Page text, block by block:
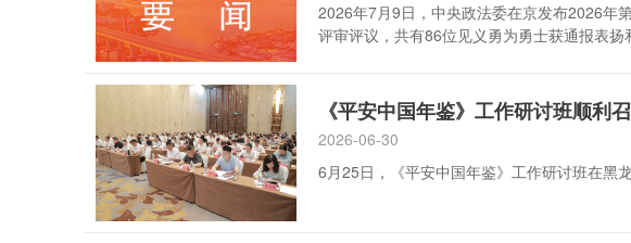
2026年7月9日，中央政法委在京发布2026年
评审评议，共有86位见义勇为勇士获通报表扬
《平安中国年鉴》工作研讨班顺利
2026-06-30
6月25日，《平安中国年鉴》工作研讨班在黑